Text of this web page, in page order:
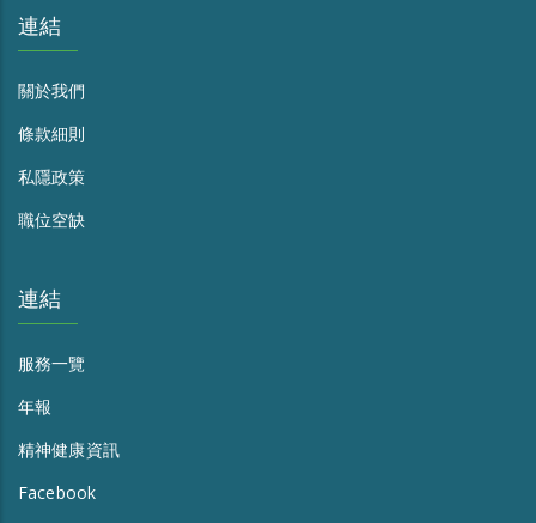
連結
關於我們
條款細則
私隱政策
職位空缺
連結
服務一覽
年報
精神健康資訊
Facebook